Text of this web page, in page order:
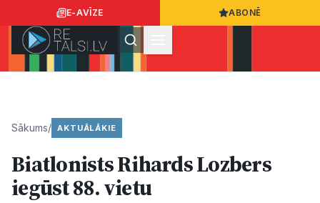
E-AVĪZE ABONĒ
Ziņas
Sākums/ AKTUĀLĀKIE
Biatlonists Rihards Lozbers
iegūst 88. vietu